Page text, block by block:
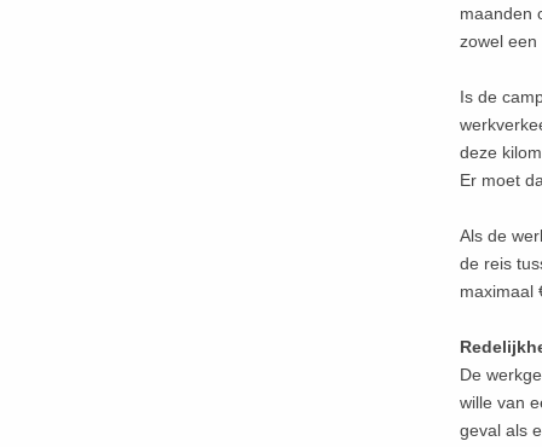
maanden
zowel een
Is de
deze
Er moet
Als de
de reis
maximaal
De
wille van
geval als